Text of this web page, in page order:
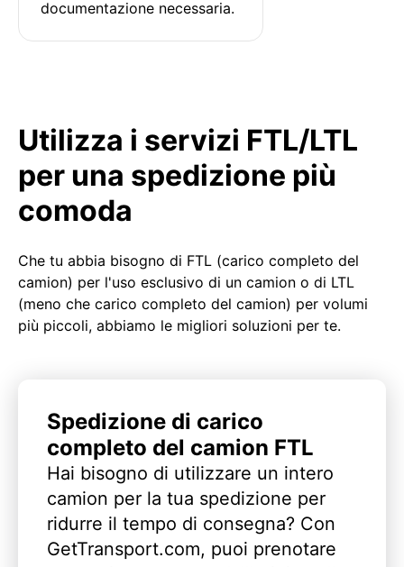
documentazione necessaria.
Utilizza i servizi FTL/LTL
per una spedizione più
comoda
Che tu abbia bisogno di FTL (carico completo del
camion) per l'uso esclusivo di un camion o di LTL
(meno che carico completo del camion) per volumi
più piccoli, abbiamo le migliori soluzioni per te.
Spedizione di carico
completo del camion FTL
Hai bisogno di utilizzare un intero
camion per la tua spedizione per
ridurre il tempo di consegna? Con
GetTransport.com, puoi prenotare